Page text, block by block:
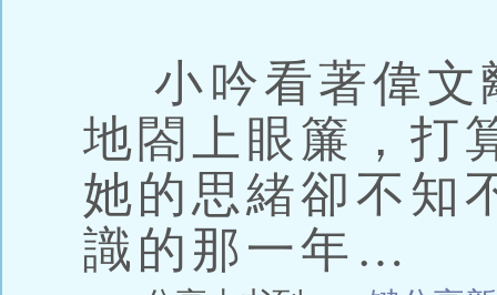
小吟看著偉文
地閤上眼簾，打
她的思緒卻不知
識的那一年…